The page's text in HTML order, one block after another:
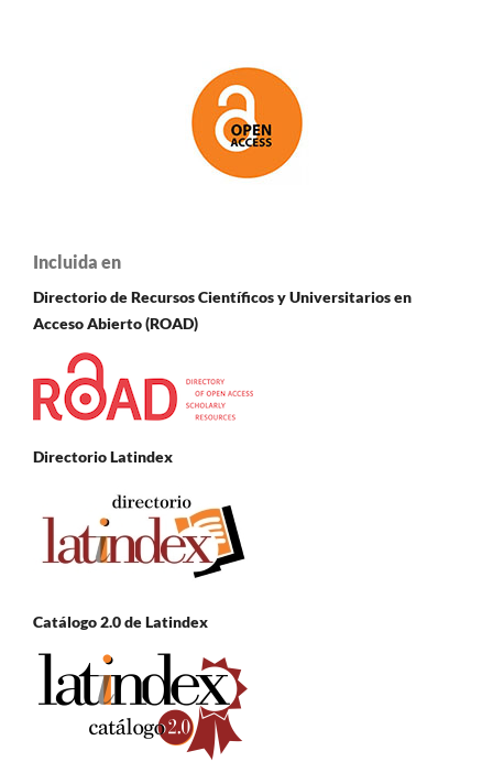
Incluida en
Directorio de Recursos Científicos y Universitarios en
Acceso Abierto (ROAD)
Directorio Latindex
Catálogo 2.0 de Latindex